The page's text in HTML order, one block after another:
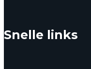
Snelle links